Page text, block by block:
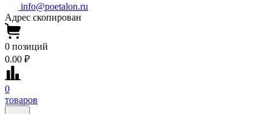
info@poetalon.ru
Адрес скопирован
0 позиций
0.00 ₽
0
товаров